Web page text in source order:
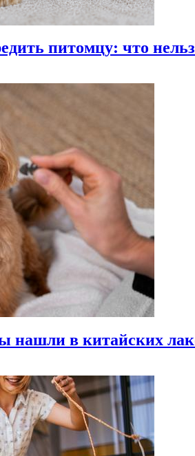
питомцу: что
нашли в китайских